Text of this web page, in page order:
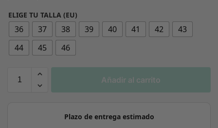
ELIGE TU TALLA (EU)
36 37 38 39 40 41 42
43
44
45 46
Añadir al carrito
Plazo de entrega estimado